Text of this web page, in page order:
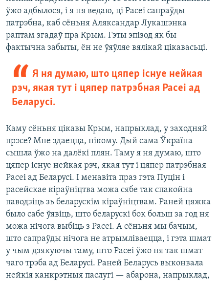
ўжо адбылося, і я ня ведаю, ці Расеі сапраўды
патрэбна, каб сёньня Аляксандар Лукашэнка
раптам згадаў пра Крым. Гэты эпізод як бы
фактычна забыты, ён не ўяўляе вялікай цікавасьці.
Я ня думаю, што цяпер існуе нейкая
рэч, якая тут і цяпер патрэбная Расеі ад
Беларусі.
Каму сёньня цікавы Крым, напрыклад, у заходняй
прэсе? Мне здаецца, нікому. Дый сама Ўкраїна
сышла ўжо на далёкі плян. Таму я ня думаю, што
цяпер існуе нейкая рэч, якая тут і цяпер патрэбная
Расеі ад Беларусі. І менавіта праз гэта Пуцін і
расейскае кіраўніцтва можа сябе так спакойна
паводзіць зь беларускім кіраўніцтвам. Раней цяжка
было сабе ўявіць, што беларускі бок больш за год ня
можа нічога выбіць з Расеі. А сёньня мы бачым,
што сапраўды нічога не атрымліваецца, і гэта шмат
у чым дзякуючы таму, што Расеі ўжо ня так шмат
чаго трэба ад Беларусі. Раней Беларусь выконвала
нейкія канкрэтныя паслугі — абарона, напрыклад,